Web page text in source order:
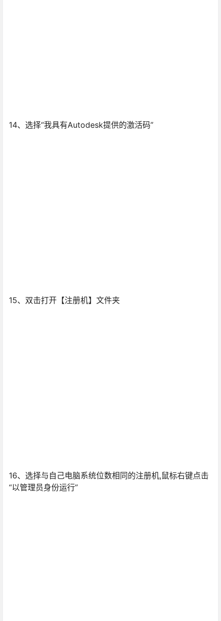
14、选择“我具有Autodesk提供的激活码”
15、双击打开【注册机】文件夹
16、选择与自己电脑系统位数相同的注册机,鼠标右键点击
“以管理员身份运行”